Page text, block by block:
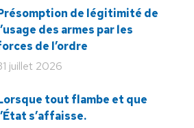
de légitimité de
des armes par les
de l’ordre
juillet 2026
tout flambe et que
s’affaisse.